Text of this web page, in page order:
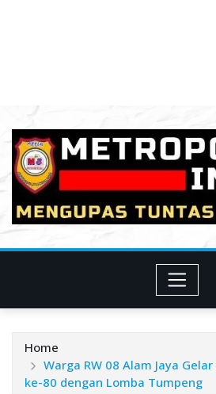
Home
Warga RW 08 Alam Jaya
ke-80 dengan Lomba Tumpeng